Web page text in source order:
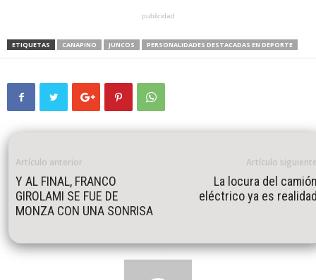
publicidad
ETIQUETAS CANAPINO JUNCOS PERSONALIDADES DESTACADAS EN DEPORTE
Artículo anterior
Y AL FINAL, FRANCO
GIROLAMI SE FUE DE
MONZA CON UNA SONRISA
Artículo
La locura del
eléctrico ya es